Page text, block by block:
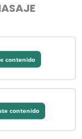
contenido
contenido